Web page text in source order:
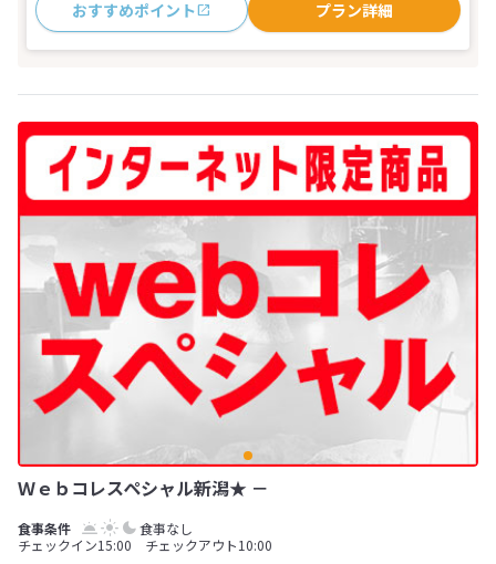
おすすめポイント プラン詳細
Ｗｅｂコレスペシャル新潟★ －
食事なし
チェックイン15:00 チェックアウト10:00